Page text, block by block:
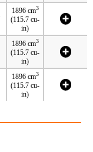
1896 cm3
(115.7 cu-
in)
1896 cm3
(115.7 cu-
in)
1896 cm3
(115.7 cu-
in)